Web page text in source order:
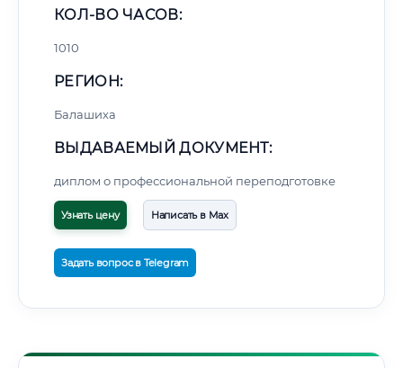
КОЛ-ВО ЧАСОВ:
1010
РЕГИОН:
Балашиха
ВЫДАВАЕМЫЙ ДОКУМЕНТ:
диплом о профессиональной переподготовке
Узнать цену Написать в Max
Задать вопрос в Telegram